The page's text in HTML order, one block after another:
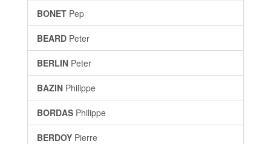
BONET Pep
BEARD Peter
BERLIN Peter
BAZIN Philippe
BORDAS Philippe
BERDOY Pierre